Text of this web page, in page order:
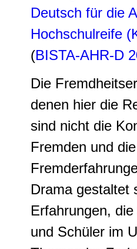
Deutsch für die
Hochschulreife
(BISTA-AHR-D
Die
denen hier die
sind nicht die
Fremden und die
Drama gestaltet
Erfahrungen,
und Schüler im